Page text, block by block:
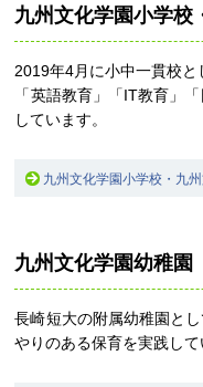
九州文化学園小学校
2019年4月に小中一貫校と
「英語教育」「IT教育」
しています。
九州文化学園小学校・九
九州文化学園幼稚園
長崎短大の附属幼稚園と
やりのある保育を実践して